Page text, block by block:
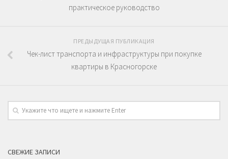
практическое руководство
ПРЕДЫДУЩАЯ ПУБЛИКАЦИЯ
Чек-лист транспорта и инфраструктуры при покупке
квартиры в Красногорске
СВЕЖИЕ ЗАПИСИ